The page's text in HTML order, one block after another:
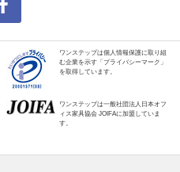
ワンステップは個人情報保護に取り組
む企業を示す「プライバシーマーク」
を取得しています。
ワンステップは一般社団法人日本オフ
ィス家具協会 JOIFAに加盟していま
す。